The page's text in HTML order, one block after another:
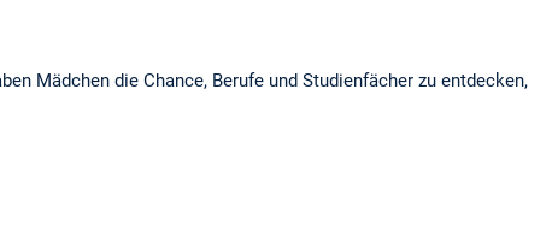
Mädchen die Chance, Berufe und Studienfächer zu entdecken,